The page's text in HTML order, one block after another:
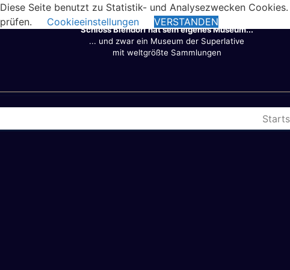
Schloss Biendorf hat sein eigenes Museum...
... und zwar ein Museum der Superlative
mit weltgrößte Sammlungen
Diese Seite benutzt zu Statistik- und Analysezwecken
prüfen.
Cookieeinstellungen VERSTANDEN